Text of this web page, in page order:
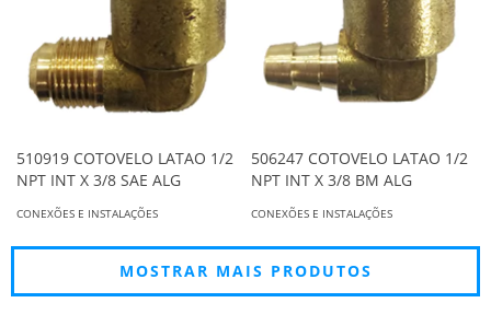
510919 COTOVELO LATAO 1/2
NPT INT X 3/8 SAE ALG
CONEXÕES E INSTALAÇÕES
506247 COTOVELO LATAO 1/2
NPT INT X 3/8 BM ALG
CONEXÕES E INSTALAÇÕES
MOSTRAR MAIS PRODUTOS